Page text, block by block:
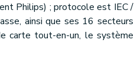
Philips) ; protocole est IEC /
ainsi que ses 16 secteurs
carte tout-en-un, le système